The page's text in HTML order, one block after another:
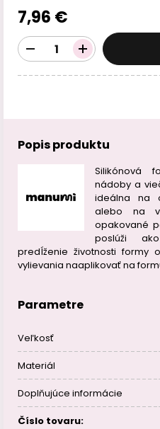
7,96 €
Popis produktu
Silikónová
nádoby a
ideálna na
alebo na
opakované
poslúži
predĺženie životnosti formy
vylievania naaplikovať na
Parametre
Veľkosť
Materiál
Doplňujúce informácie
Číslo tovaru: